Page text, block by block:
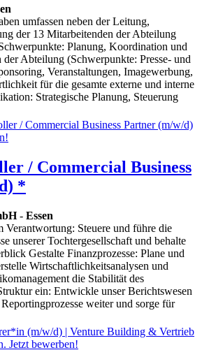
umfassen neben der Leitung,
der 13 Mitarbeitenden der Abteilung
Planung, Koordination und
Abteilung (Schwerpunkte: Presse- und
Veranstaltungen, Imagewerbung,
für die gesamte externe und interne
Strategische Planung, Steuerung
/ Commercial Business
*
- Essen
Verantwortung: Steuere und führe die
unserer Tochtergesellschaft und behalte
Gestalte Finanzprozesse: Plane und
Wirtschaftlichkeitsanalysen und
die Stabilität des
ein: Entwickle unser Berichtswesen
weiter und sorge für